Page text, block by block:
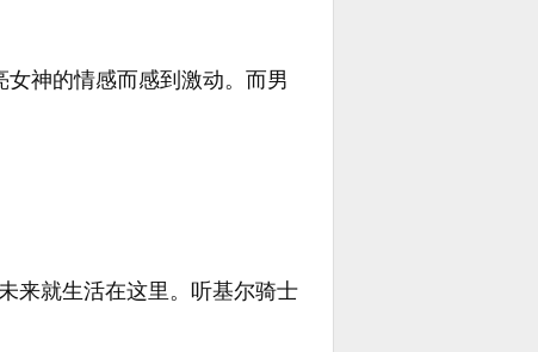
神的情感而感到激动。而男
来就生活在这里。听基尔骑士